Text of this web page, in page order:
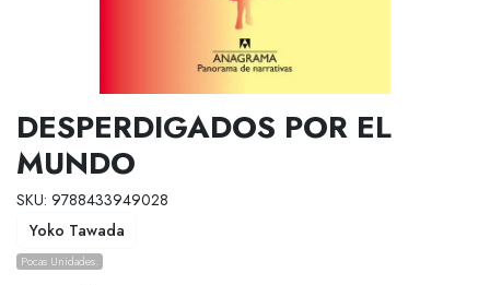
DESPERDIGADOS POR EL
MUNDO
SKU: 9788433949028
Yoko Tawada
Pocas Unidades.